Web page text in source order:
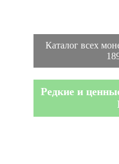
Каталог всех
Редкие и